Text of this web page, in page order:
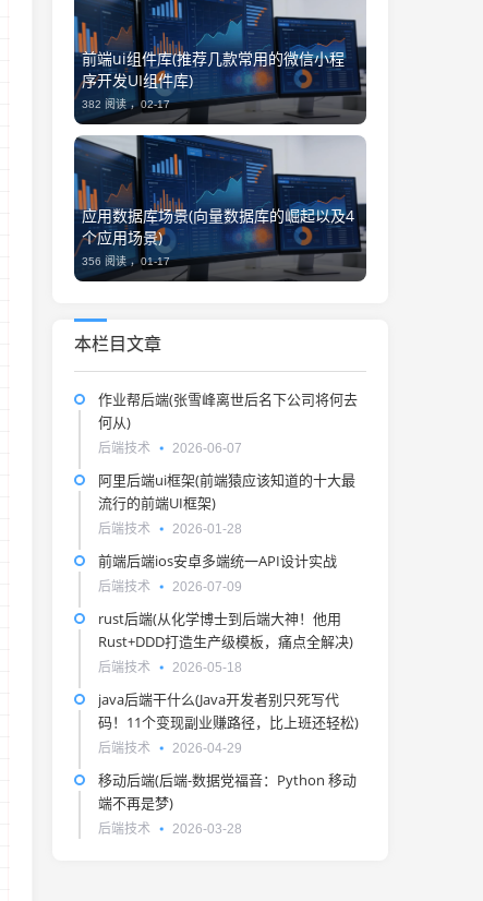
前端ui组件库(推荐几款常用的微信小程
序开发UI组件库)
382 阅读 ，02-17
应用数据库场景(向量数据库的崛起以及4
个应用场景)
356 阅读 ，01-17
本栏目文章
作业帮后端(张雪峰离世后名下公司将何去
何从)
后端技术 2026-06-07
阿里后端ui框架(前端猿应该知道的十大最
流行的前端UI框架)
后端技术 2026-01-28
前端后端ios安卓多端统一API设计实战
后端技术 2026-07-09
rust后端(从化学博士到后端大神！他用
Rust+DDD打造生产级模板，痛点全解决)
后端技术 2026-05-18
java后端干什么(Java开发者别只死写代
码！11个变现副业赚路径，比上班还轻松)
后端技术 2026-04-29
移动后端(后端-数据党福音：Python 移动
端不再是梦)
后端技术 2026-03-28